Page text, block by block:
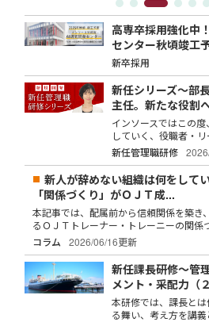
高専卒採用強化中
センター秋頃竣工
新卒採用
新任シリーズ～部
主任。新たな役割
インソースではこの
していく、役職者・
新任管理職研修
新人が辞めない組織は何をして
「関係づくり」がＯＪＴ成...
本記事では、配属前から信頼関係を築き
るＯＪＴトレーナー・トレーニーの関係
コラム
2026/06/16更新
新任課長研修～管
メント・采配力（
本研修では、課長と
る舞い、考え方を講義